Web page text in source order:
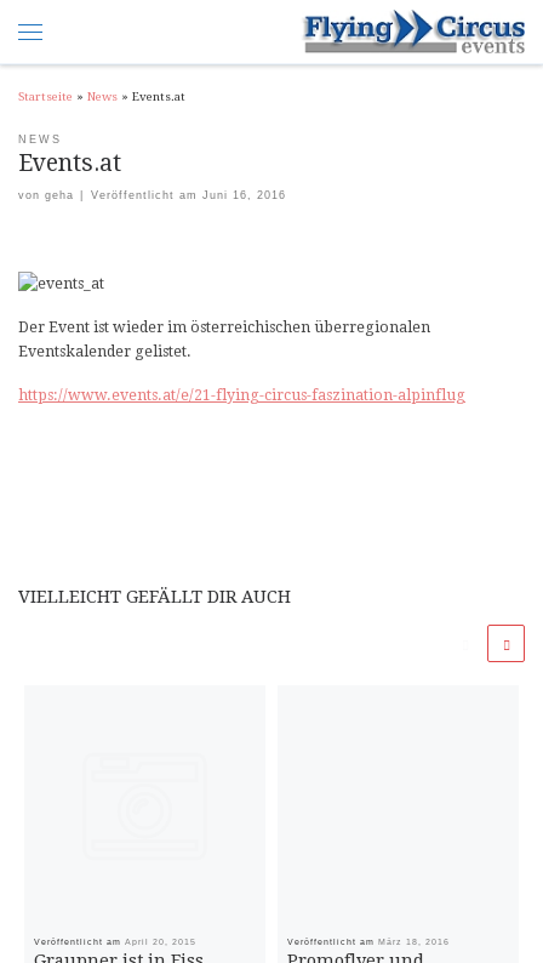
Startseite » News » Events.at
NEWS
Events.at
von geha Veröffentlicht am Juni 16, 2016
Der Event ist wieder im österreichischen überregionalen
Eventskalender gelistet.
https://www.events.at/e/21-flying-circus-faszination-alpinflug
VIELLEICHT GEFÄLLT DIR AUCH
Veröffentlicht am April 20, 2015 Veröffentlicht am März 18, 2016